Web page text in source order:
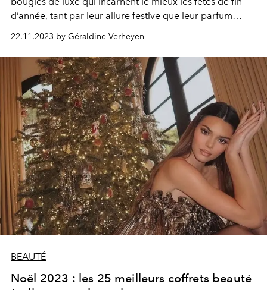
d’année, tant par leur allure festive que leur parfum
22.11.2023 by Géraldine Verheyen
BEAUTÉ
Noël 2023 : les 25 meilleurs coffrets beauté